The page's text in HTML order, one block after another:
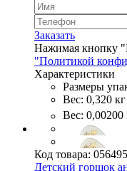
Заказать
Нажимая кнопку
"Политикой
Характеристики
Размеры
Вес: 0,320 кг
Вес: 0,00200
Код товара: 056495
Детский горшок